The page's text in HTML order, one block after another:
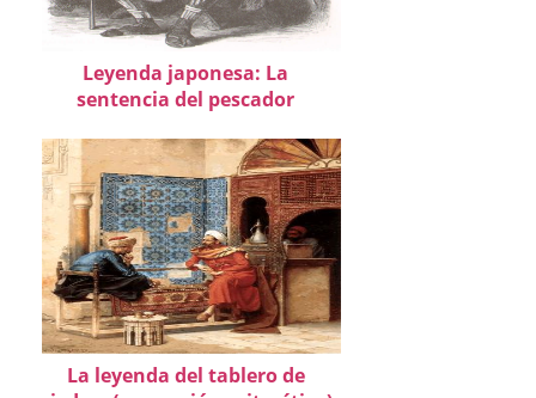
Leyenda japonesa: La
sentencia del pescador
La leyenda del tablero de